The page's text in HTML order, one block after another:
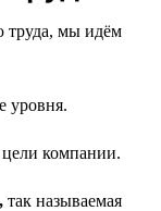
труда, мы идём
уровня.
цели компании.
так называемая